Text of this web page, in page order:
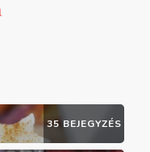
35 BEJEGYZÉS